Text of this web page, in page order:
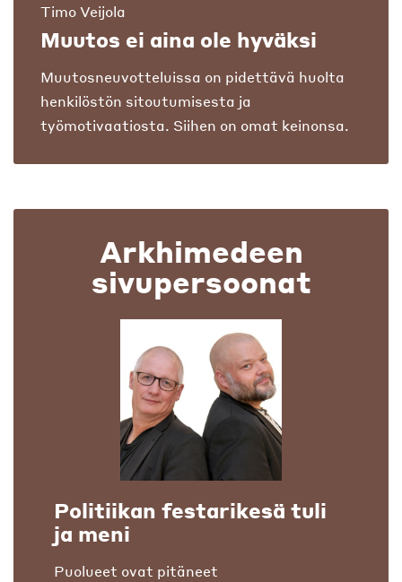
Timo Veijola
Muutos ei aina ole hyväksi
Muutosneuvotteluissa on pidettävä huolta
henkilöstön sitoutumisesta ja
työmotivaatiosta. Siihen on omat keinonsa.
Arkhimedeen
sivupersoonat
Politiikan festarikesä tuli
ja meni
Puolueet ovat pitäneet